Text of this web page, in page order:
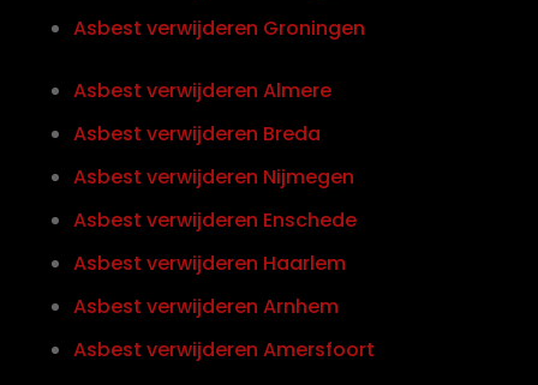
Asbest verwijderen Groningen
Asbest verwijderen Almere
Asbest verwijderen Breda
Asbest verwijderen Nijmegen
Asbest verwijderen Enschede
Asbest verwijderen Haarlem
Asbest verwijderen Arnhem
Asbest verwijderen Amersfoort